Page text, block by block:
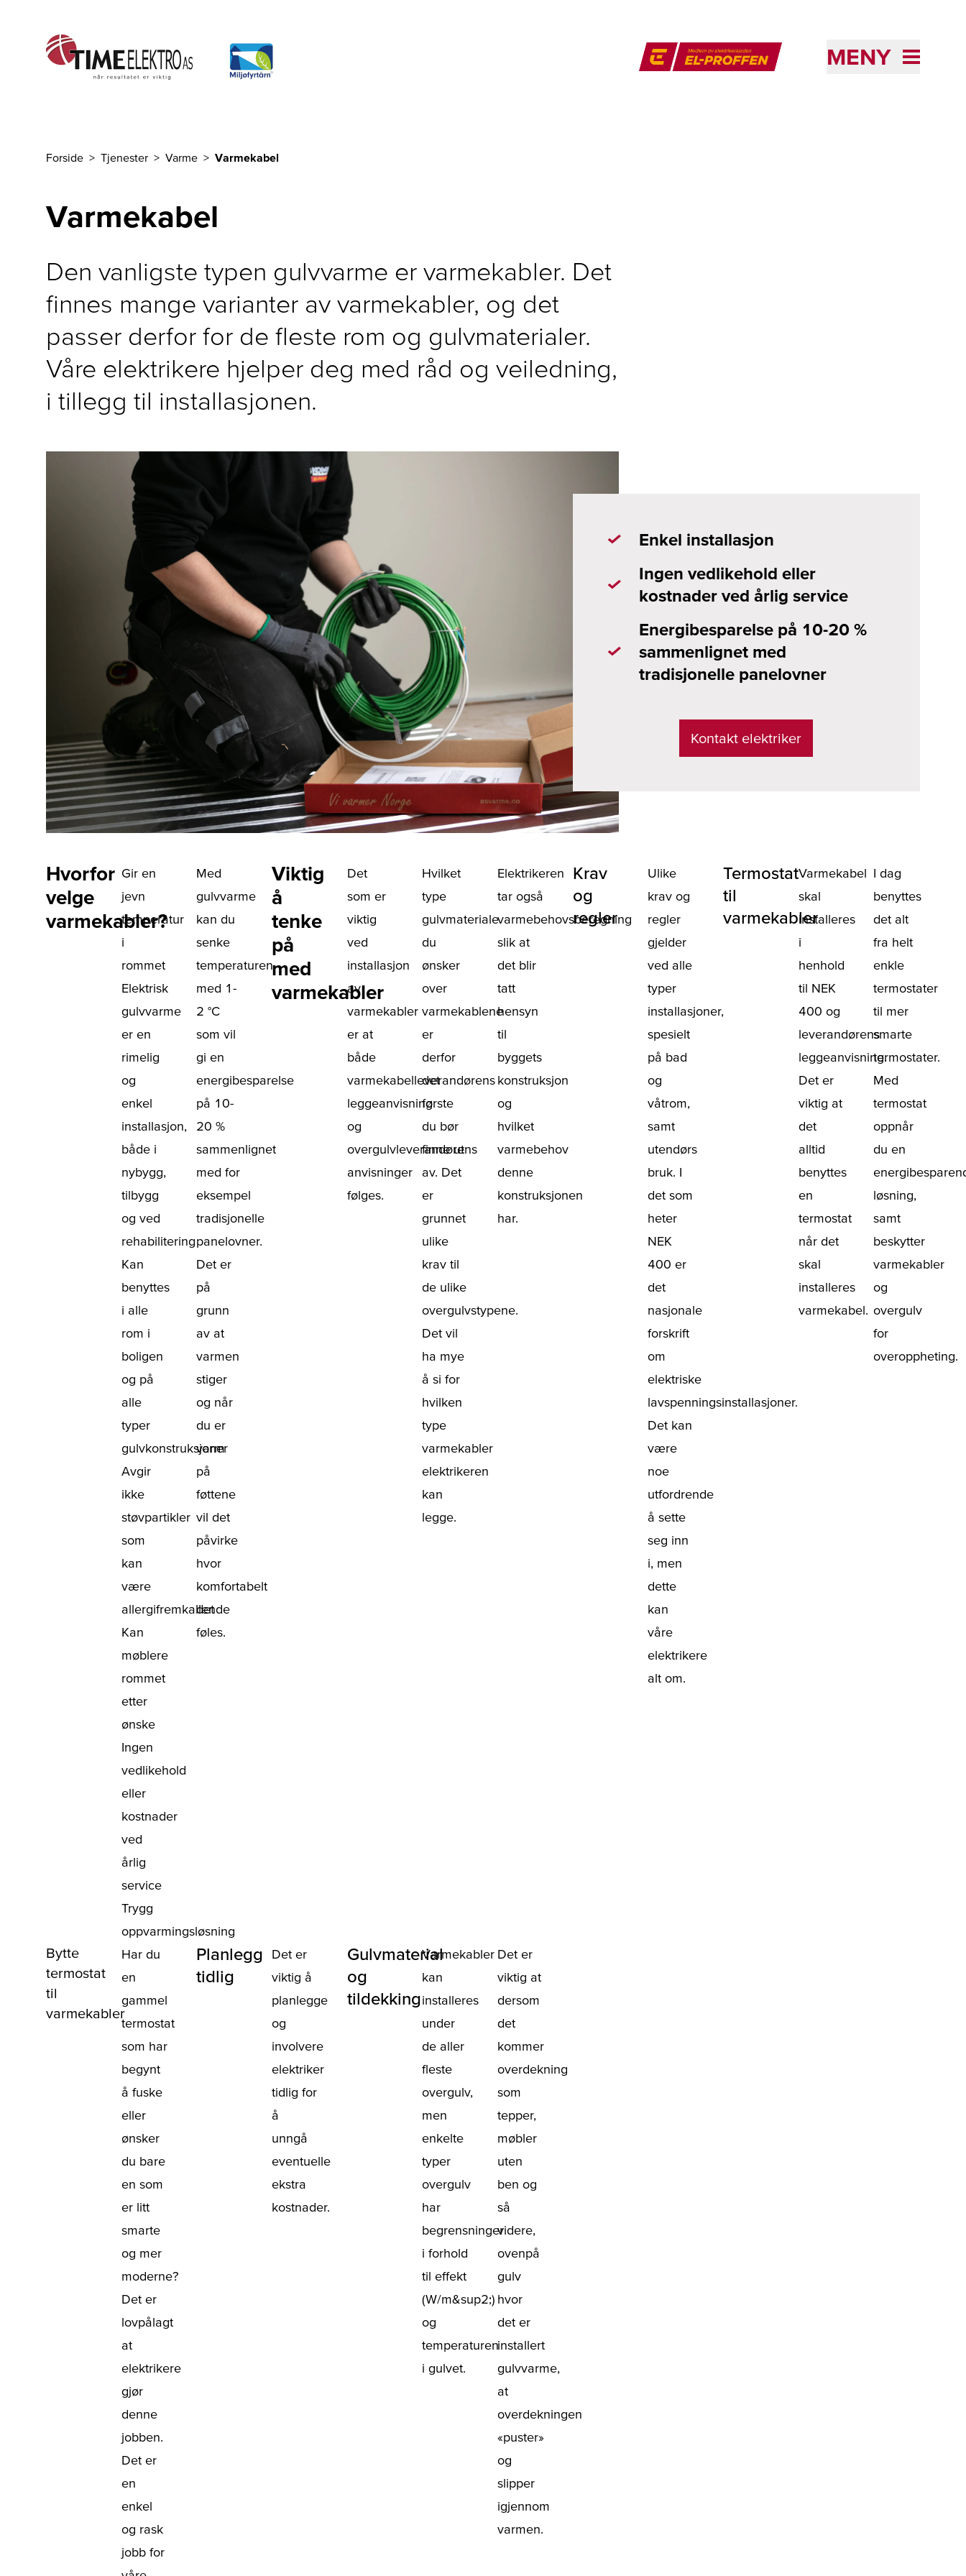
MENY
Forside Tjenester Varme Varmekabel
Varmekabel
Den vanligste typen gulvvarme er varmekabler. Det
finnes mange varianter av varmekabler, og det
passer derfor for de fleste rom og gulvmaterialer.
Våre elektrikere hjelper deg med råd og veiledning,
i tillegg til installasjonen.
Enkel installasjon
Ingen vedlikehold eller
kostnader ved årlig service
Energibesparelse på 10-20 %
sammenlignet med
tradisjonelle panelovner
Kontakt elektriker
Hvorfor
velge
varmekabler?
Gir en
jevn
temperatur
i
rommet
Elektrisk
gulvvarme
er en
rimelig
og
enkel
installasjon,
både i
nybygg,
tilbygg
og ved
rehabilitering
Kan
benyttes
i alle
rom i
boligen
og på
alle
typer
gulvkonstruksjoner
Avgir
ikke
støvpartikler
som
kan
være
allergifremkallende
Kan
møblere
rommet
etter
ønske
Ingen
vedlikehold
eller
kostnader
ved
årlig
service
Trygg
oppvarmingsløsning
Med
gulvvarme
kan du
senke
temperaturen
med 1-
2 °C
som vil
gi en
energibesparelse
på 10-
20 %
sammenlignet
med for
eksempel
tradisjonelle
panelovner.
Det er
på
grunn
av at
varmen
stiger
og når
du er
varm
på
føttene
vil det
påvirke
hvor
komfortabelt
det
føles.
Viktig
å
tenke
på
med
varmekabler
Det
som er
viktig
ved
installasjon
av
varmekabler
er at
både
varmekabelleverandørens
leggeanvisning
og
overgulvleverandørens
anvisninger
følges.
Hvilket
type
gulvmateriale
du
ønsker
over
varmekablene
er
derfor
det
første
du bør
finne ut
av. Det
er
grunnet
ulike
krav til
de ulike
overgulvstypene.
Det vil
ha mye
å si for
hvilken
type
varmekabler
elektrikeren
kan
legge.
Elektrikeren
tar også
varmebehovsberegning
slik at
det blir
tatt
hensyn
til
byggets
konstruksjon
og
hvilket
varmebehov
denne
konstruksjonen
har.
Krav
og
regler
Ulike
krav og
regler
gjelder
ved alle
typer
installasjoner,
spesielt
på bad
og
våtrom,
samt
utendørs
bruk. I
det som
heter
NEK
400er
det
nasjonale
forskrift
om
elektriske
lavspenningsinstallasjoner.
Det kan
være
noe
utfordrende
å sette
seg inn
i, men
dette
kan
våre
elektrikere
alt om.
Termostat
til
varmekabler
Varmekabel
skal
installeres
i
henhold
til NEK
400 og
leverandørens
leggeanvisning.
Det er
viktig at
det
alltid
benyttes
en
termostat
når det
skal
installeres
varmekabel.
I dag
benyttes
det alt
fra helt
enkle
termostater
til mer
smarte
termostater.
Med
termostat
oppnår
du en
løsning,
samt
beskytter
varmekabler
og
overgulv
for
overoppheting.
Bytte
termostat
til
varmekabler
Har du
en
gammel
termostat
som har
begynt
å fuske
eller
ønsker
du bare
en som
er litt
smarte
og mer
moderne?
Det er
lovpålagt
at
elektrikere
gjør
denne
jobben.
Det er
en
enkel
og rask
jobb for
Planlegg
tidlig
Det er
viktig å
planlegge
og
involvere
elektriker
tidlig for
å
unngå
eventuelle
ekstra
kostnader.
Gulvmaterial
og
tildekking
Varmekabler
kan
installeres
under
de aller
fleste
overgulv,
men
enkelte
typer
overgulv
har
begrensninger
i forhold
til effekt
(W/m&sup2;)
og
temperaturen
i gulvet.
Det er
viktig at
dersom
det
kommer
overdekning
som
tepper,
møbler
uten
ben og
så
videre,
ovenpå
gulv
hvor
det er
installert
gulvvarme,
at
overdekningen
«puster»
og
slipper
igjennom
varmen.